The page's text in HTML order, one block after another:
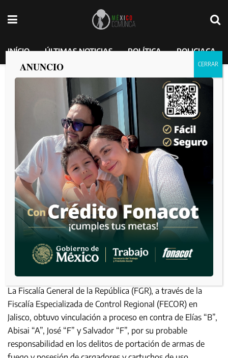
INÍCIO ÚLTIMAS NOTICIAS POLÍTICA POLICIACA
Vinculan a proceso a cuatro sujetos con
armamento bélico
por MEXICO COMUNICA 2025-03-11
La Fiscalía General de la República (FGR), a través de la
Fiscalía Especializada de Control Regional (FECOR) en
Jalisco, obtuvo vinculación a proceso en contra de Elías “B”,
Abisai “A”, José “F” y Salvador “F”, por su probable
responsabilidad en los delitos de portación de armas de
ANUNCIO